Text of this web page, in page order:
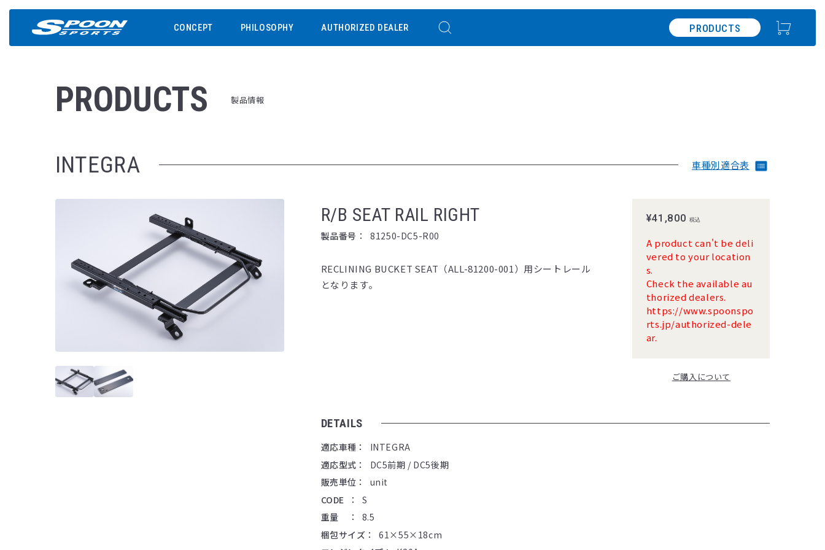
CONCEPT PHILOSOPHY AUTHORIZED DEALER PRODUCTS
PRODUCTS 製品情報
INTEGRA 車種別適合表
¥41,800 税込
A product can't be deli
vered to your location
s.
Check the available au
thorized dealers.
https://www.spoonspo
rts.jp/authorized-dele
ar.
ご購入について
R/B SEAT RAIL RIGHT
製品番号： 81250-DC5-R00
RECLINING BUCKET SEAT（ALL-81200-001）用シートレール
となります。
DETAILS
適応車種
INTEGRA
適応型式
DC5前期 / DC5後期
販売単位
unit
CODE
S
重量
8.5
梱包サイズ
61×55×18cm